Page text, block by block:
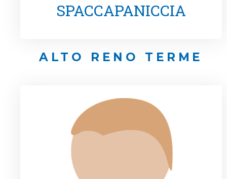
SPACCAPANICCIA
ALTO RENO TERME